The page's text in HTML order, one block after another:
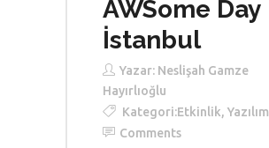
AWSome Day
İstanbul
Yazar: Neslişah Gamze
Hayırlıoğlu
Kategori:Etkinlik, Yazılım
Comments